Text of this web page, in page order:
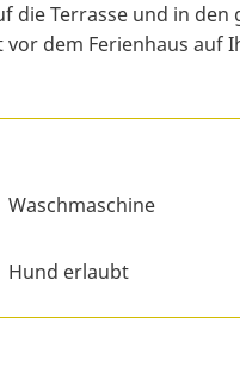
die Terrasse und in
dem Ferienhaus auf
Waschmaschine
Hund erlaubt